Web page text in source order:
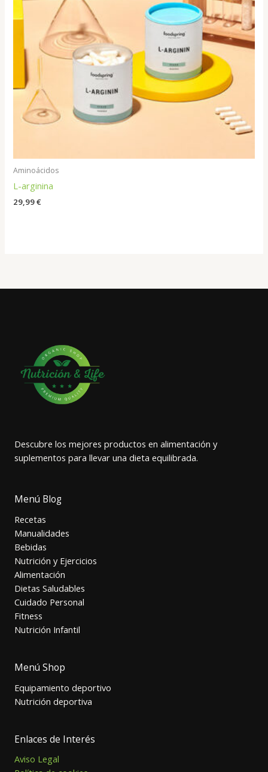
Aminoácidos
L-arginina
29,99€
Descubre los mejores productos en alimentación y
suplementos para llevar una dieta equilibrada.
Menú Blog
Recetas
Manualidades
Bebidas
Nutrición y Ejercicios
Alimentación
Dietas Saludables
Cuidado Personal
Fitness
Nutrición Infantil
Menú Shop
Equipamiento deportivo
Nutrición deportiva
Enlaces de Interés
Aviso Legal